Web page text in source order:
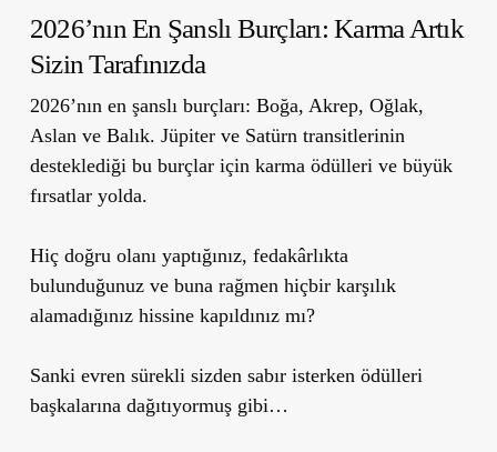
2026’nın En Şanslı Burçları: Karma Artık
Sizin Tarafınızda
2026’nın en şanslı burçları: Boğa, Akrep, Oğlak,
Aslan ve Balık. Jüpiter ve Satürn transitlerinin
desteklediği bu burçlar için karma ödülleri ve büyük
fırsatlar yolda.
Hiç doğru olanı yaptığınız, fedakârlıkta
bulunduğunuz ve buna rağmen hiçbir karşılık
alamadığınız hissine kapıldınız mı?
Sanki evren sürekli sizden sabır isterken ödülleri
başkalarına dağıtıyormuş gibi…